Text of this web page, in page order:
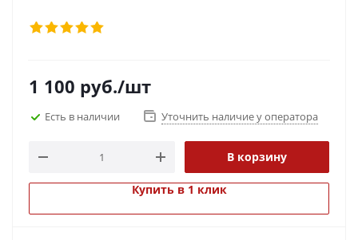
1 100 руб./шт
Есть в наличии Уточнить наличие у оператора
В корзину
Купить в 1 клик